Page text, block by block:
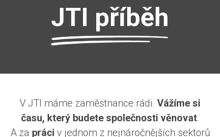
JTI příběh
V JTI máme zaměstnance rádi. Vážíme si
času, který budete společnosti věnovat.
A za práci v jednom z nejnáročnějších sektorů